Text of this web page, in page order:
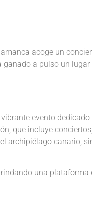
acoge un
a pulso un
evento
que incluye
archipiélago canario,
una